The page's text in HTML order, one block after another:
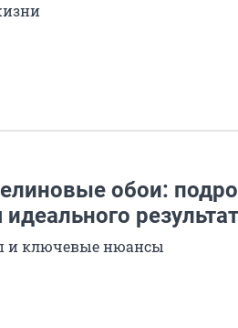
обои:
и ключевые нюансы